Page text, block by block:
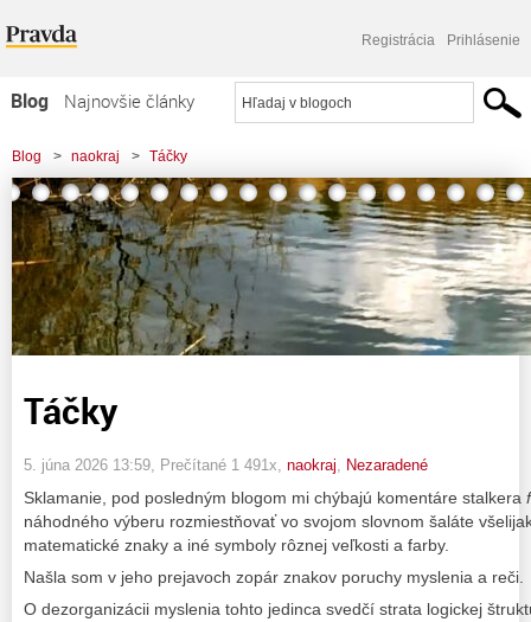
Registrácia Prihlásenie
Blog
Najnovšie články
Najčítanejšie články
Najkomentovanejšie články
Zoznam blogov
Komerčné blogy
Blog > naokraj > Táčky
Táčky
5. júna 2026 13:59 , Prečítané 1 491x, naokraj Nezaradené
Sklamanie, pod posledným blogom mi chýbajú komentáre stalkera
náhodného výberu rozmiestňovať vo svojom slovnom šaláte
matematické znaky a iné symboly rôznej veľkosti a farby.
Našla som v jeho prejavoch zopár znakov poruchy myslenia a reči.
O dezorganizácii myslenia tohto jedinca svedčí strata logickej